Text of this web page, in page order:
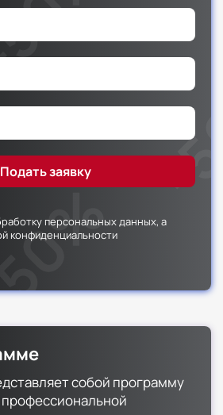
персональных данных, а
конфиденциальности
собой программу